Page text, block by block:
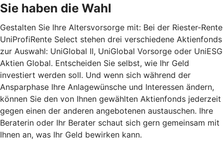
Sie haben die Wahl
Gestalten Sie Ihre Altersvorsorge mit: Bei der Riester-Rente
UniProfiRente Select stehen drei verschiedene Aktienfonds
zur Auswahl: UniGlobal II, UniGlobal Vorsorge oder UniESG
Aktien Global. Entscheiden Sie selbst, wie Ihr Geld
investiert werden soll. Und wenn sich während der
Ansparphase Ihre Anlagewünsche und Interessen ändern,
können Sie den von Ihnen gewählten Aktienfonds jederzeit
gegen einen der anderen angebotenen austauschen. Ihre
Beraterin oder Ihr Berater schaut sich gern gemeinsam mit
Ihnen an, was Ihr Geld bewirken kann.